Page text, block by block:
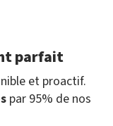
parfait
et proactif.
par 95% de nos